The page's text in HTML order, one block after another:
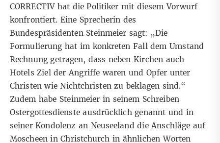
CORRECTIV hat die Politiker mit diesem Vorwurf
konfrontiert. Eine Sprecherin des
Bundespräsidenten Steinmeier sagt: „Die
Formulierung hat im konkreten Fall dem Umstand
Rechnung getragen, dass neben Kirchen auch
Hotels Ziel der Angriffe waren und Opfer unter
Christen wie Nichtchristen zu beklagen sind.“
Zudem habe Steinmeier in seinem Schreiben
Ostergottesdienste ausdrücklich genannt und in
seiner Kondolenz an Neuseeland die Anschläge auf
Moscheen in Christchurch in ähnlichen Worten